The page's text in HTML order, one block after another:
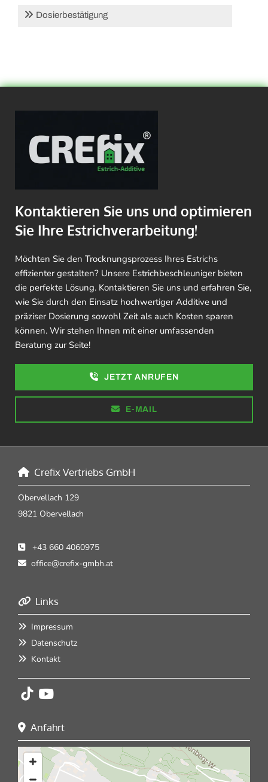
Dosierbestätigung
Kontaktieren Sie uns und optimieren
Sie Ihre Estrichverarbeitung!
Möchten Sie den Trocknungsprozess Ihres Estrichs
effizienter gestalten? Unsere Estrichbeschleuniger bieten
die perfekte Lösung. Kontaktieren Sie uns und erfahren Sie,
wie Sie durch den Einsatz hochwertiger Additive und
präziser Dosierung sowohl Zeit als auch Kosten sparen
können. Wir stehen Ihnen mit einer umfassenden
Beratung zur Seite!
JETZT ANRUFEN
E-MAIL
 Crefix Vertriebs GmbH
Obervellach 129
9821 Obervellach
 +43 660 4060975
 office@crefix-gmbh.at
 Links
 Impressum
 Datenschutz
 Kontakt
 Anfahrt